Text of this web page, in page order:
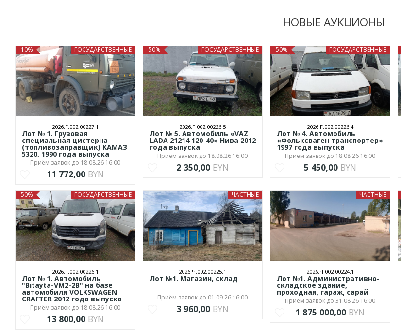
НОВЫЕ АУКЦИОНЫ
ГОСУДАРСТВЕННЫЕ
-10%
2026.Г.002.00227.1
Лот № 1. Грузовая
специальная цистерна
(топливозаправщик) КАМАЗ
5320, 1990 года выпуска
Приём заявок до 18.08.26 16:00
11 772,00 BYN
ГОСУДАРСТВЕННЫЕ
-50%
2026.Г.002.00226.5
Лот № 5. Автомобиль «VAZ
LADA 21214 120-40» Нива 2012
года выпуска
Приём заявок до 18.08.26 16:00
2 350,00 BYN
ГОСУДАРСТВЕННЫЕ
-50%
2026.Г.002.00226.4
Лот № 4. Автомобиль
«Фольксваген транспортер»
1997 года выпуска
Приём заявок до 18.08.26 16:00
5 450,00 BYN
ГОСУДАРСТВЕННЫЕ
-50%
2026.Г.002.00226.1
Лот № 1. Автомобиль
"Bitayta-VM2-2B" на базе
автомобиля VOLKSWAGEN
CRAFTER 2012 года выпуска
Приём заявок до 18.08.26 16:00
13 800,00 BYN
ЧАСТНЫЕ
2026.Ч.002.00225.1
Лот №1. Магазин, склад
Приём заявок до 01.09.26 16:00
3 960,00 BYN
ЧАСТНЫЕ
2026.Ч.002.00224.1
Лот №1. Административно-
складское здание,
проходная, гараж, сарай
Приём заявок до 31.08.26 16:00
1 875 000,00 BYN